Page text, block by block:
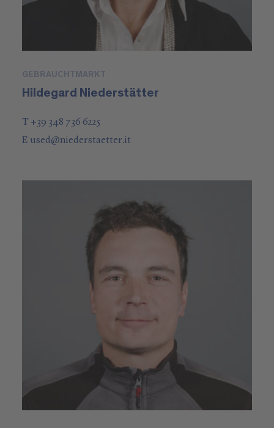
GEBRAUCHTMARKT
Hildegard Niederstätter
T +39 348 736 6225
E used@niederstaetter.it